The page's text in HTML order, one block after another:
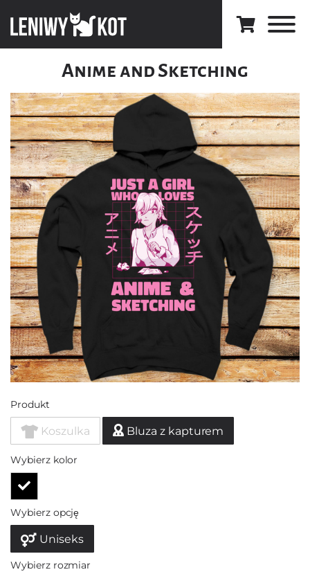
Anime and Sketching
Produkt
Koszulka Bluza z kapturem
Wybierz kolor
Wybierz opcję
Uniseks
Wybierz rozmiar